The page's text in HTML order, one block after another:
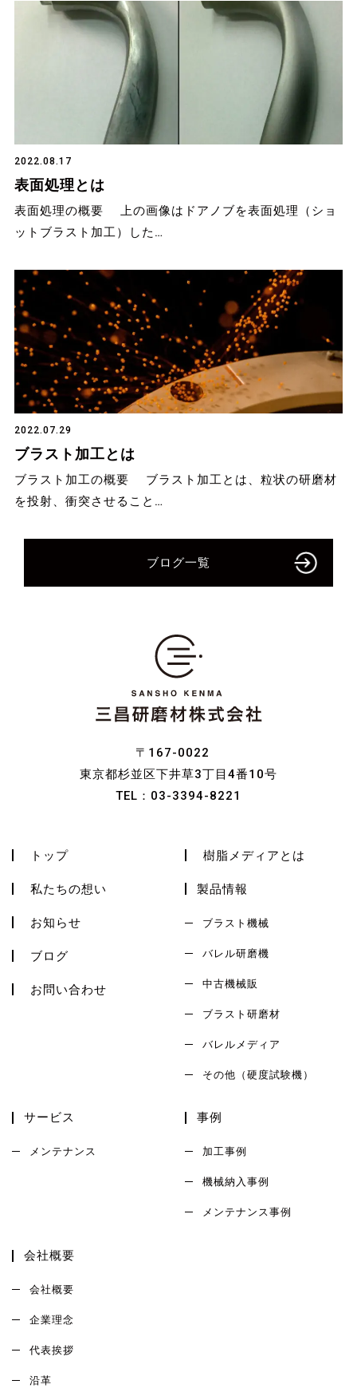
2022.08.17
表面処理とは
表面処理の概要 上の画像はドアノブを表面処理（ショ
ットブラスト加工）した…
2022.07.29
ブラスト加工とは
ブラスト加工の概要 ブラスト加工とは、粒状の研磨材
を投射、衝突させること…
ブログ一覧
〒167-0022
東京都杉並区下井草3丁目4番10号
TEL： 03-3394-8221
トップ
私たちの想い
お知らせ
ブログ
お問い合わせ
樹脂メディアとは
製品情報
ブラスト機械
バレル研磨機
中古機械販
ブラスト研磨材
バレルメディア
その他（硬度試験機）
サービス
メンテナンス
事例
加工事例
機械納入事例
メンテナンス事例
会社概要
会社概要
企業理念
代表挨拶
沿革